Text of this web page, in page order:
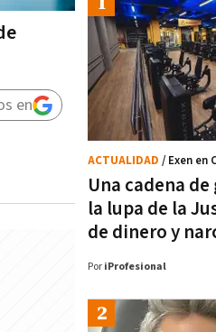
en
Una cadena
la lupa de la
de dinero y
ACTUALIDAD / Exen en
Por iProfesional